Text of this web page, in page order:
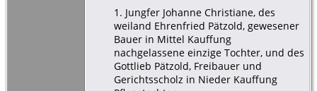
1. Jungfer Johanne Christiane, des
weiland Ehrenfried Pätzold, gewesener
Bauer in Mittel Kauffung
nachgelassene einzige Tochter, und des
Gottlieb Pätzold, Freibauer und
Gerichtsscholz in Nieder Kauffung